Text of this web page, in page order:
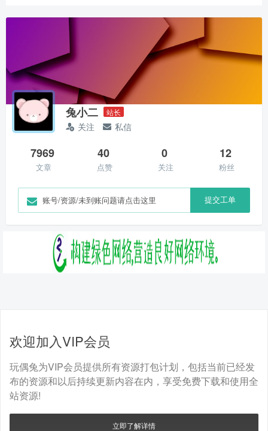
兔小二 站长
关注 私信
7969
文章
40
点赞
0
关注
12
粉丝
账号/资源/未到账问题请点击这里 提交工单
欢迎加入VIP会员
玩偶兔为VIP会员提供所有资源打包计划，包括当前已经发
布的资源和以后持续更新内容在内，享受免费下载和使用全
站资源!
立即了解详情